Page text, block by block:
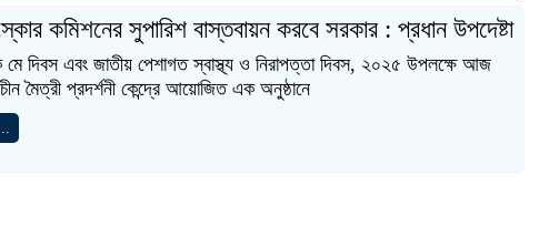
কমিশনের সুপারিশ বাস্তবায়ন করবে সরকার : প্রধান উপদেষ্টা
মে দিবস এবং জাতীয় পেশাগত স্বাস্থ্য ও নিরাপত্তা দিবস, ২০২৫ উপলক্ষে আজ
চীন মৈত্রী প্রদর্শনী কেন্দ্রে আয়োজিত এক অনুষ্ঠানে